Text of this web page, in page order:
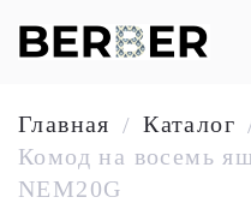
Главная / Каталог
Комод на восемь
NEM20G